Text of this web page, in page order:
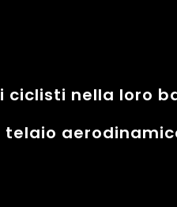
ciclisti nella loro
telaio